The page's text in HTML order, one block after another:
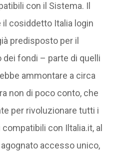
con il Sistema. Il
cosiddetto Italia login
predisposto per il
fondi – parte di quelli
ammontare a circa
non di poco conto, che
per rivoluzionare tutti i
con Iltalia.it, al
accesso unico,